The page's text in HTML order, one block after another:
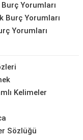
Yorumları
Burç Yorumları
Yorumları
Kelimeler
Sözlüğü